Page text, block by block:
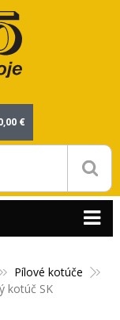
€
Pílové kotúče
kotúč SK